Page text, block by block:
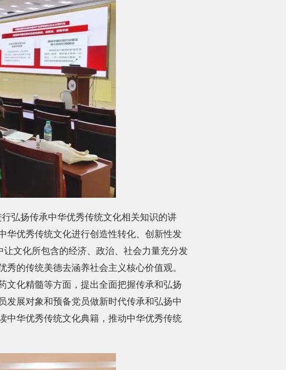
弘扬传承中华优秀传统文化相关知识的讲
华优秀传统文化进行创造性转化、创新性发
让文化所包含的经济、政治、社会力量充分发
的传统美德去涵养社会主义核心价值观。
文化精髓等方面，提出全面把握传承和弘扬
发展对象和预备党员做新时代传承和弘扬中
中华优秀传统文化典籍，推动中华优秀传统